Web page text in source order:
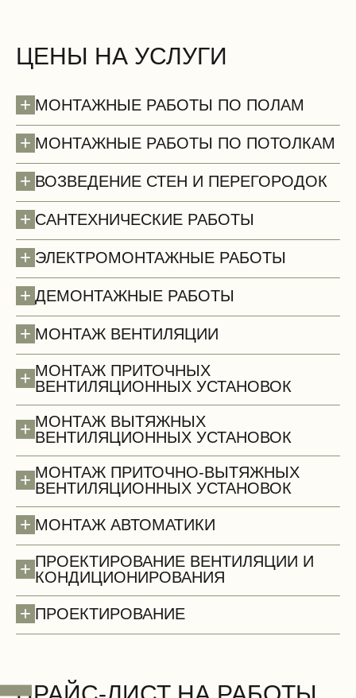
ЦЕНЫ НА УСЛУГИ
+ МОНТАЖНЫЕ РАБОТЫ ПО ПОЛАМ
+ МОНТАЖНЫЕ РАБОТЫ ПО ПОТОЛКАМ
+ ВОЗВЕДЕНИЕ СТЕН И ПЕРЕГОРОДОК
+ САНТЕХНИЧЕСКИЕ РАБОТЫ
+ ЭЛЕКТРОМОНТАЖНЫЕ РАБОТЫ
+ ДЕМОНТАЖНЫЕ РАБОТЫ
Полы (демонтаж)
+ МОНТАЖ ВЕНТИЛЯЦИИ
+ МОНТАЖ ПРИТОЧНЫХ
ВЕНТИЛЯЦИОННЫХ УСТАНОВОК
+ МОНТАЖ ВЫТЯЖНЫХ
ВЕНТИЛЯЦИОННЫХ УСТАНОВОК
+ МОНТАЖ ПРИТОЧНО-ВЫТЯЖНЫХ
ВЕНТИЛЯЦИОННЫХ УСТАНОВОК
+ МОНТАЖ АВТОМАТИКИ
+ ПРОЕКТИРОВАНИЕ ВЕНТИЛЯЦИИ И
КОНДИЦИОНИРОВАНИЯ
+ ПРОЕКТИРОВАНИЕ